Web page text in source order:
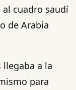
cuadro saudí
de Arabia
llegaba a la
para